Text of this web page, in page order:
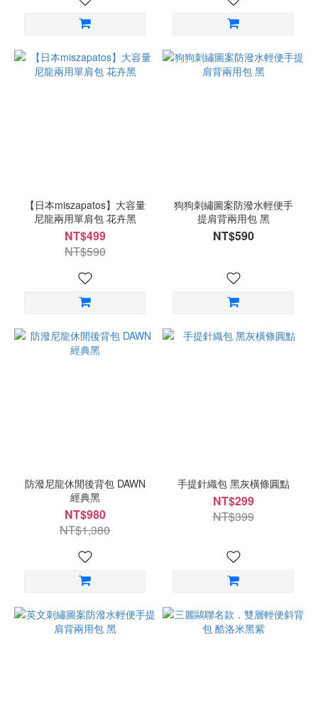
【日本miszapatos】大容量
尼龍兩用單肩包 花卉黑
NT$499
NT$590
狗狗刺繡圖案防潑水輕便手
提肩背兩用包 黑
NT$590
防潑尼龍休閒後背包 DAWN
經典黑
NT$980
NT$1,380
手提針織包 黑灰橫條圓點
NT$299
NT$399